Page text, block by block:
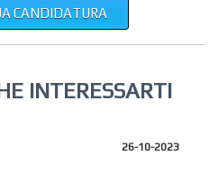
CANDIDATURA
INTERESSARTI
26-10-2023